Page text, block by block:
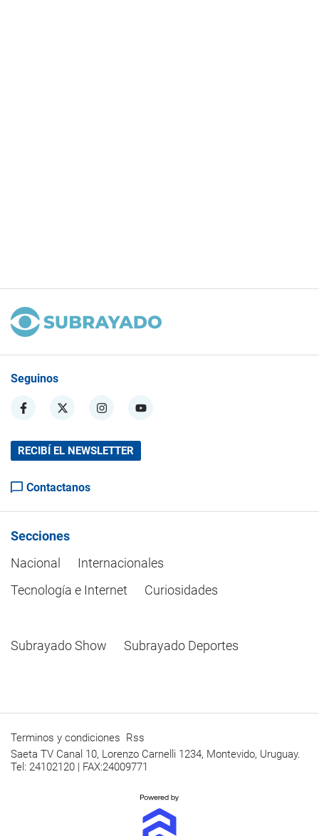
Seguinos
RECIBÍ EL NEWSLETTER
Contactanos
Secciones
Nacional
Internacionales
Tecnología e Internet
Curiosidades
Subrayado Show Subrayado Deportes
Terminos y condiciones Rss
Saeta TV Canal 10, Lorenzo Carnelli 1234, Montevido, Uruguay.
Tel: 24102120 | FAX:24009771